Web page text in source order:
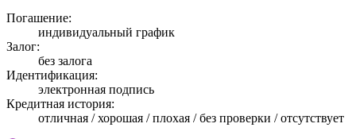
Погашение:
индивидуальный график
Залог:
без залога
Идентификация:
электронная подпись
Кредитная история:
отличная / хорошая / плохая / без проверки / отсутствует